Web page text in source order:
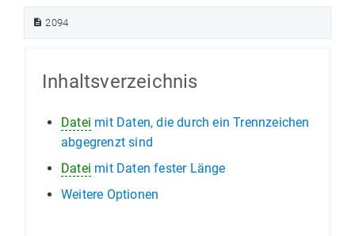
2094
Inhaltsverzeichnis
Datei mit Daten, die durch ein Trennzeichen
abgegrenzt sind
Datei mit Daten fester Länge
Weitere Optionen